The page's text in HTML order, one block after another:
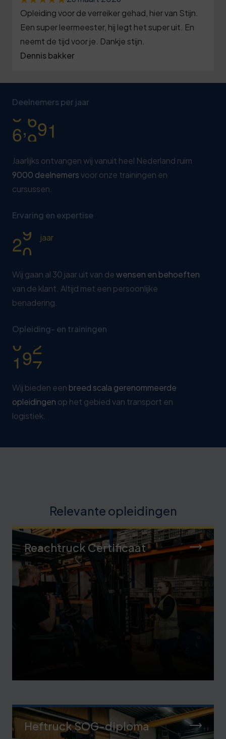
Opleiding voor de verreiker gehad, hier van Stijn.
Een super leermeester, hij legt het super uit. En
neemt de tijd voor je. Dankje stijn.
Dennis bakker
Deelnemers per jaar
3
4
5
7
8
9,
1
4
8
4
7
0
6
7
8
9
0
0
9
4
9
0
5
0
Jaarlijks ontvangen wij vanuit heel Nederland ruim
9000 deelnemersvoor onze trainingen en
cursussen.
Ervaring en expertise
0
2
3
8
9
0
1
2
3
4
5
6
7
9
0 jaar
Wij gaan al 30 jaar uit van dewensen en behoeften
van de klant. Altijd met een persoonlijke
benadering.
Opleiding- en trainingen
0
1
0
1
2
3
4
5
6
7
8
9
0
1
3
4
1
6
1
7
2
7
2
7
2
7
2
7
8
3
3
8
Wij bieden een breed scala gerenommeerde
opleidingen op het gebied van transport en
logistiek.
Relevante opleidingen
Reachtruck Certificaat
Heftruck SOG-diploma